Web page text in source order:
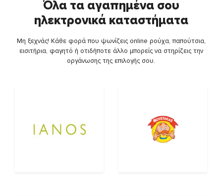
Όλα τα αγαπημένα σου
ηλεκτρονικά καταστήματα
Μη ξεχνάς! Κάθε φορά που ψωνίζεις online ρούχα, παπούτσια,
εισιτήρια, φαγητό ή οτιδήποτε άλλο μπορείς να στηρίζεις την
οργάνωσης της επιλογής σου.